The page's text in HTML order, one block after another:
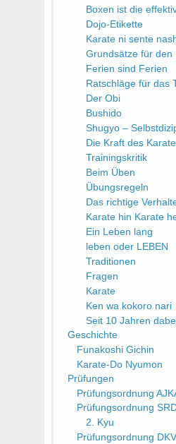
Boxen ist die
Dojo-Etikette
Karate ni sente
Grundsätze für den
Ferien sind Ferien
Ratschläge für das
Der Obi
Bushido
Shugyo –
Die Kraft des Karate
Trainingskritik
Beim Üben
Übungsregeln
Das richtige
Karate hin Karate
Ein Leben lang
leben oder LEBEN
Traditionen
Fragen
Karate
Ken wa kokoro nari
Seit 10 Jahren
Geschichte
Funakoshi Gichin
Karate-Do Nyumon
Prüfungen
Prüfungsordnung
Prüfungsordnung
2. Kyu
Prüfungsordnung DKV